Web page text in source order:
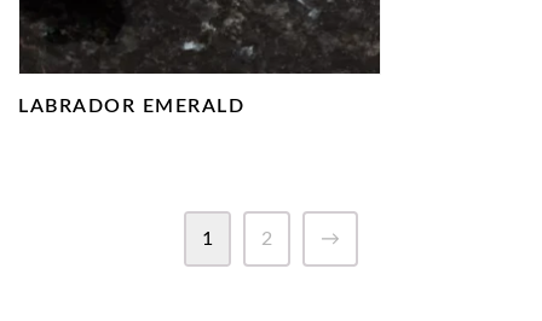
LABRADOR EMERALD
1 2 →